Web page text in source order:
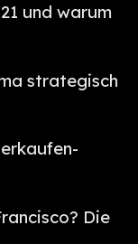
und warum
strategisch
Die